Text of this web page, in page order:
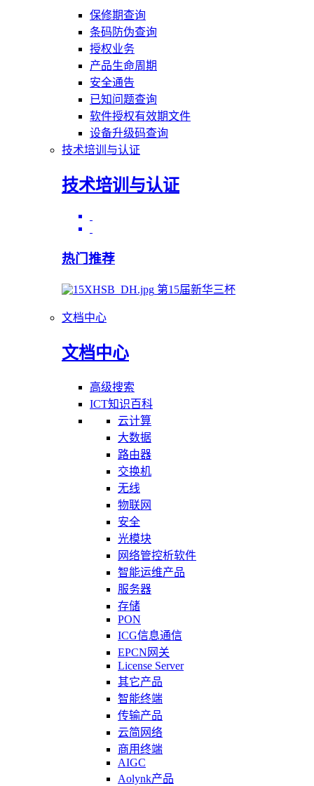
保修期查询
条码防伪查询
授权业务
产品生命周期
安全通告
已知问题查询
软件授权有效期文件
设备升级码查询
技术培训与认证
技术培训与认证
热门推荐
第15届新华三杯
文档中心
文档中心
高级搜索
ICT知识百科
云计算
大数据
路由器
交换机
无线
物联网
安全
光模块
网络管控析软件
智能运维产品
服务器
存储
PON
ICG信息通信
EPCN网关
License Server
其它产品
智能终端
传输产品
云简网络
商用终端
AIGC
Aolynk产品